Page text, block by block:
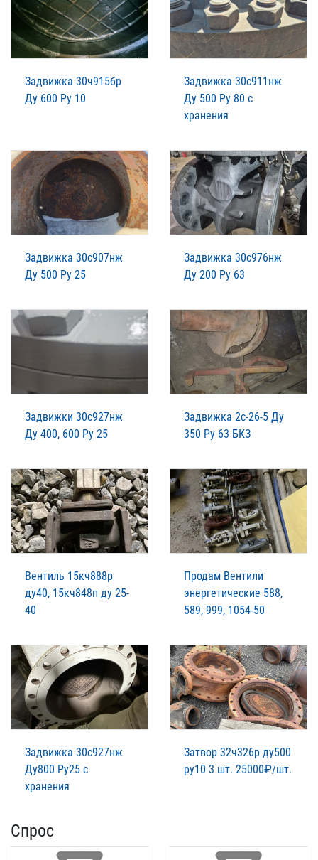
Задвижка 30ч915бр
Ду 600 Ру 10
Задвижка 30с911нж
Ду 500 Ру 80 с
хранения
Задвижка 30с907нж
Ду 500 Ру 25
Задвижка 30с976нж
Ду 200 Ру 63
Задвижки 30с927нж
Ду 400, 600 Ру 25
Задвижка 2с-26-5 Ду
350 Ру 63 БКЗ
Вентиль 15кч888р
ду40, 15кч848п ду 25-
40
Продам Вентили
энергетические 588,
589, 999, 1054-50
Задвижка 30с927нж
Ду800 Ру25 с
хранения
Затвор 32ч326р ду500
ру10 3 шт. 25000₽/шт.
Спрос